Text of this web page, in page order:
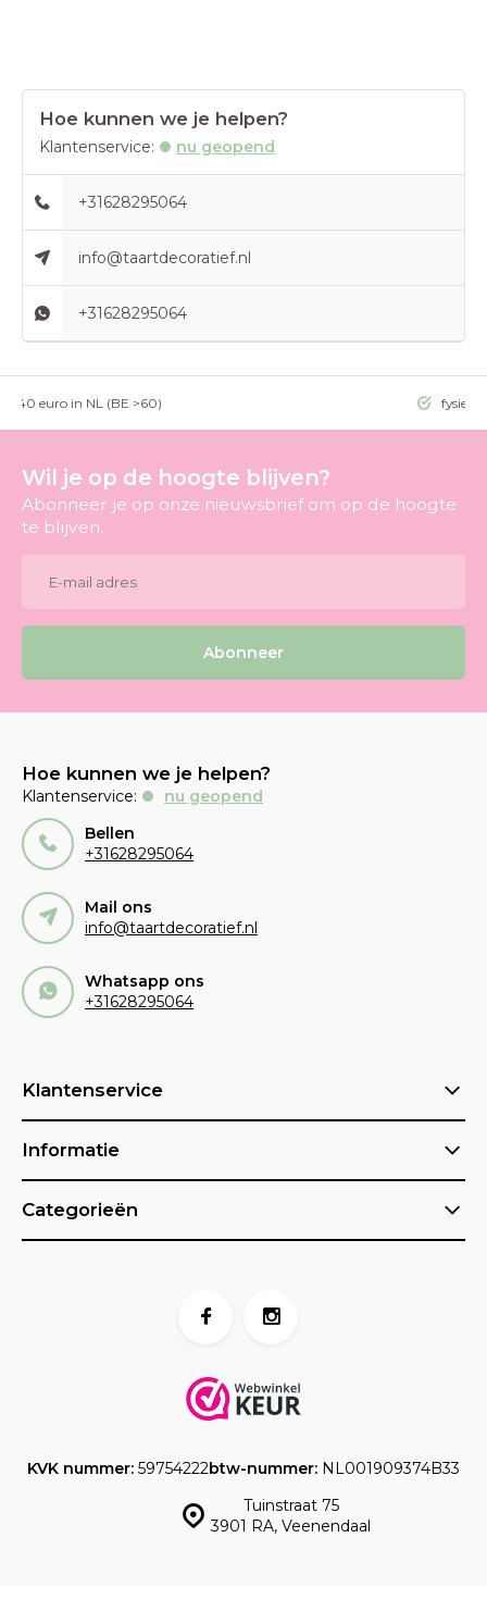
Hoe kunnen we je helpen?
Klantenservice: nu geopend
+31628295064
info@taartdecoratief.nl
+31628295064
>40 euro in NL (BE >60) fysieke
Wil je op de hoogte blijven?
Abonneer je op onze nieuwsbrief om op de hoogte
te blijven.
Abonneer
Hoe kunnen we je helpen?
Klantenservice:
nu geopend
Bellen
+31628295064
Mail ons
info@taartdecoratief.nl
Whatsapp ons
+31628295064
Klantenservice
Informatie
Categorieën
Tuinstraat 75
3901 RA, Veenendaal
KVK nummer: 59754222btw-nummer: NL001909374B33